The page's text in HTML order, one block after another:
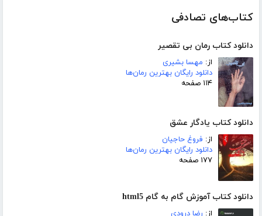
کتاب‌های تصادفی
دانلود کتاب رمان بی تقصیر
از: مهسا بشیری
دانلود رایگان بهترین رمان‌ها
۱۱۴ صفحه
دانلود کتاب یادگار عشق
از: فروغ حاجیان
دانلود رایگان بهترین رمان‌ها
۱۷۷ صفحه
دانلود کتاب آموزش گام به گام html5
از: رضا درودی